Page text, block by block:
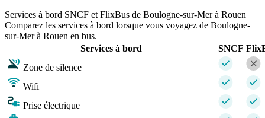
Services à bord SNCF et FlixBus de Boulogne-sur-Mer à Rouen
Comparez les services à bord lorsque vous voyagez de Boulogne-
sur-Mer à Rouen en bus.
Services à bord
SNCF
Zone de silence
Wifi
Prise électrique